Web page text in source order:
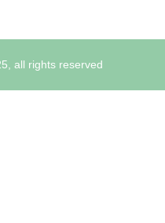
all rights reserved